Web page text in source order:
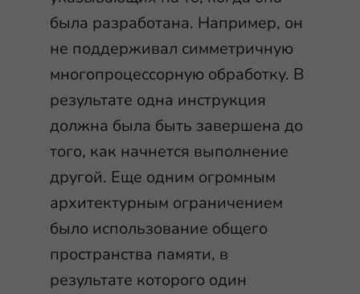
была разработана. Например, он
не поддерживал симметричную
многопроцессорную обработку. В
результате одна инструкция
должна была быть завершена до
того, как начнется выполнение
другой. Еще одним огромным
архитектурным ограничением
было использование общего
пространства памяти, в
результате которого один